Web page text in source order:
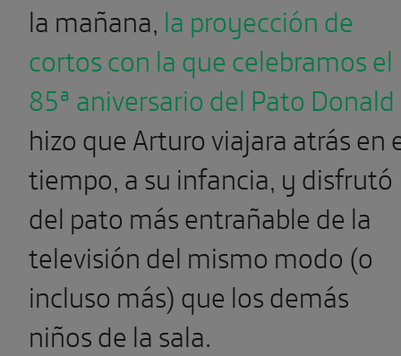
la mañana, la proyección de
cortos con la que celebramos el
85ª aniversario del Pato Donald
hizo que Arturo viajara atrás en
tiempo, a su infancia, y disfrutó
del pato más entrañable de la
televisión del mismo modo (o
incluso más) que los demás
niños de la sala.